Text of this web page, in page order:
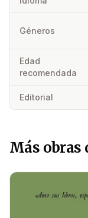
Géneros
Edad
recomendada
Editorial
Más obras